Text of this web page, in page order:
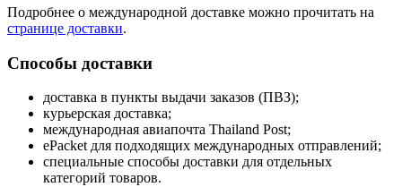
Подробнее о международной доставке можно прочитать на
странице доставки.
Способы доставки
доставка в пункты выдачи заказов (ПВЗ);
курьерская доставка;
международная авиапочта Thailand Post;
ePacket для подходящих международных отправлений;
специальные способы доставки для отдельных
категорий товаров.